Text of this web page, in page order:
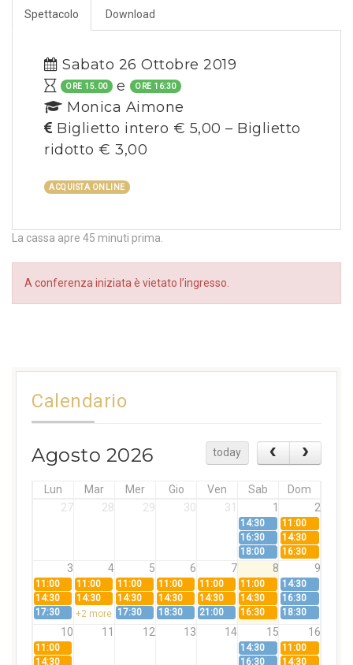
Spettacolo Download
Sabato 26 Ottobre 2019
ORE 15.00 e ORE 16:30
Monica Aimone
Biglietto intero € 5,00 – Biglietto
ridotto € 3,00
ACQUISTA ONLINE
La cassa apre 45 minuti prima.
A conferenza iniziata è vietato l’ingresso.
Calendario
Agosto 2026 today
Lun Mar Mer Gio Ven Sab
Dom
27
28 29 30 31 1 2
14:30
11:00
16:30
14:30
18:00
16:30
3 4 5 6 7 8 9
11:00 11:00 11:00 11:00 11:00 11:00
14:30
14:30
14:30 14:30 14:30 14:30 14:30
16:30
17:30
+2 more 17:30 18:30 21:00 16:30 18:30
10 11 12 13 14 15 16
11:00 14:30
11:00
14:30
16:30 14:30